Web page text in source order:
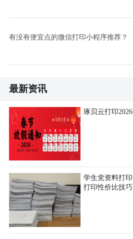
有没有便宜点的微信打印小程序推荐？
最新资讯
琢贝云打印
学生党资料打
打印性价比技巧